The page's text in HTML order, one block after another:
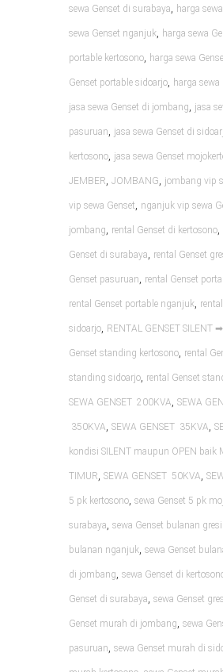
sewa Genset di surabaya, harga
sewa Genset nganjuk, harga sewa
portable kertosono, harga sewa
Genset portable sidoarjo, harga
jasa sewa Genset di jombang, jasa
pasuruan, jasa sewa Genset di
kertosono, jasa sewa Genset
JEMBER, JOMBANG, jombang vip
vip sewa Genset, nganjuk vip sewa
jombang, rental Genset di kertosono,
Genset di surabaya, rental Genset
Genset pasuruan, rental Genset
rental Genset portable nganjuk,
sidoarjo, RENTAL GENSET SILENT
Genset standing kertosono, rental
standing sidoarjo, rental Genset
SEWA GENSET 200KVA, SEWA
350KVA, SEWA GENSET 35KVA,
kondisi SILENT maupun OPEN baik
TIMUR, SEWA GENSET 50KVA,
5 pk kertosono, sewa Genset 5 pk
surabaya, sewa Genset bulanan
bulanan nganjuk, sewa Genset
di jombang, sewa Genset di
Genset di surabaya, sewa Genset
Genset murah di jombang, sewa
pasuruan, sewa Genset murah di